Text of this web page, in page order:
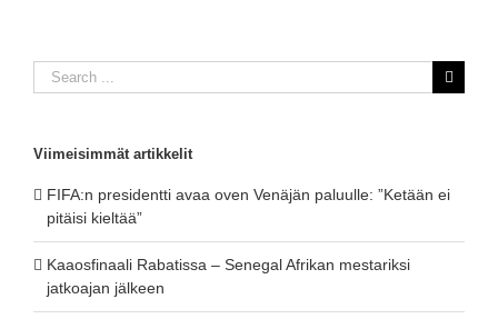
Search
for:
Viimeisimmät artikkelit
FIFA:n presidentti avaa oven Venäjän paluulle: ”Ketään ei
pitäisi kieltää”
Kaaosfinaali Rabatissa – Senegal Afrikan mestariksi
jatkoajan jälkeen